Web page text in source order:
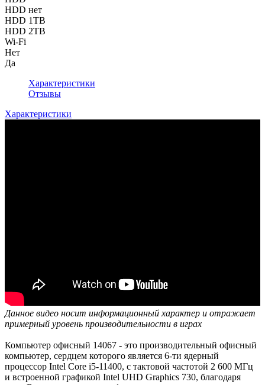
HDD нет
HDD 1TB
HDD 2TB
Wi-Fi
Нет
Да
Характеристики
Отзывы
Характеристики
Данное видео носит информационный характер и отражает
примерный уровень производительности в играх
Компьютер офисный 14067 - это производительный офисный
компьютер, сердцем которого является 6-ти ядерный
процессор Intel Core i5-11400, с тактовой частотой 2 600 МГц
и встроенной графикой Intel UHD Graphics 730, благодаря